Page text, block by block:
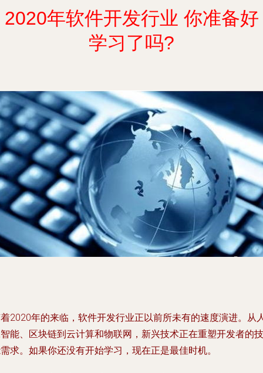
2020年软件开发行业 你准备好
学习了吗?
2020年的来临，软件开发行业正以前所未有的速度演进。从
能、区块链到云计算和物联网，新兴技术正在重塑开发者的技
求。如果你还没有开始学习，现在正是最佳时机。